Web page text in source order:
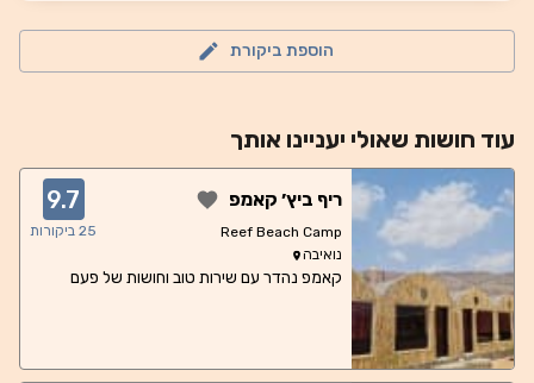
הוספת ביקורת
עוד חושות שאולי יעניינו אותך
ריף ביץ׳ קאמפ
Reef Beach Camp
נואיבה
9.7
25 ביקורות
קאמפ נהדר עם שירות טוב וחושות של פעם